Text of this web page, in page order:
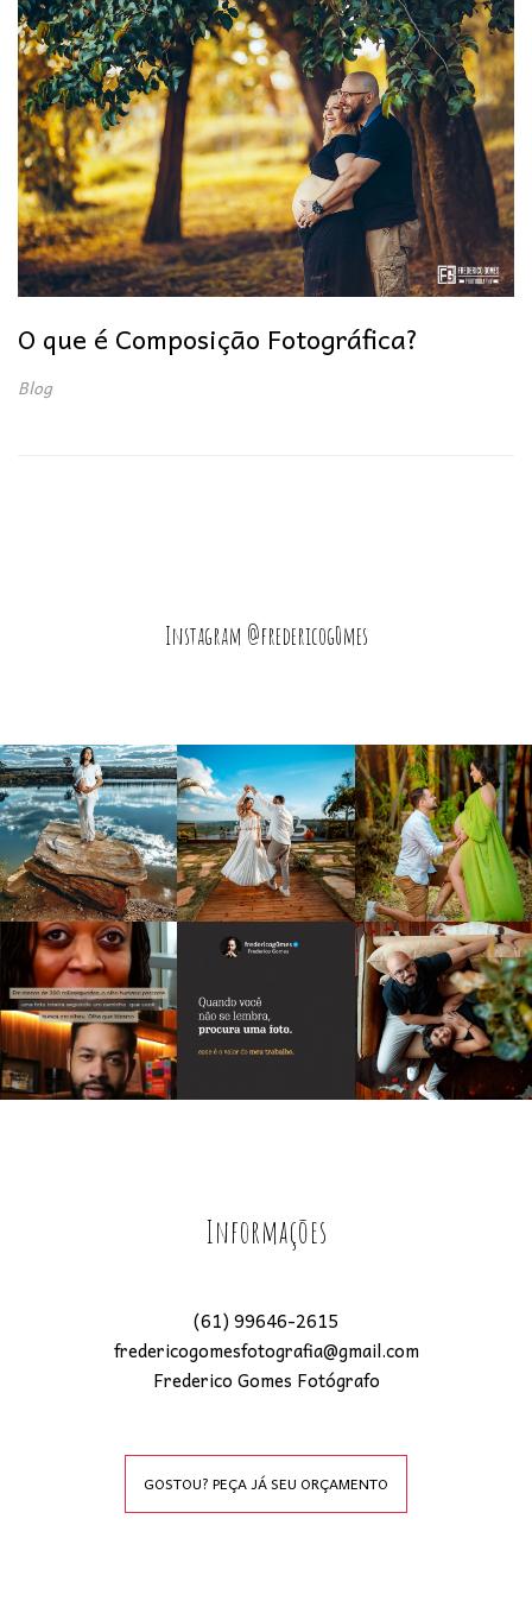
O que é Composição Fotográfica?
Blog
Instagram @fredericog0mes
Informações
(61) 99646-2615
fredericogomesfotografia@gmail.com
Frederico Gomes Fotógrafo
GOSTOU? PEÇA JÁ SEU ORÇAMENTO